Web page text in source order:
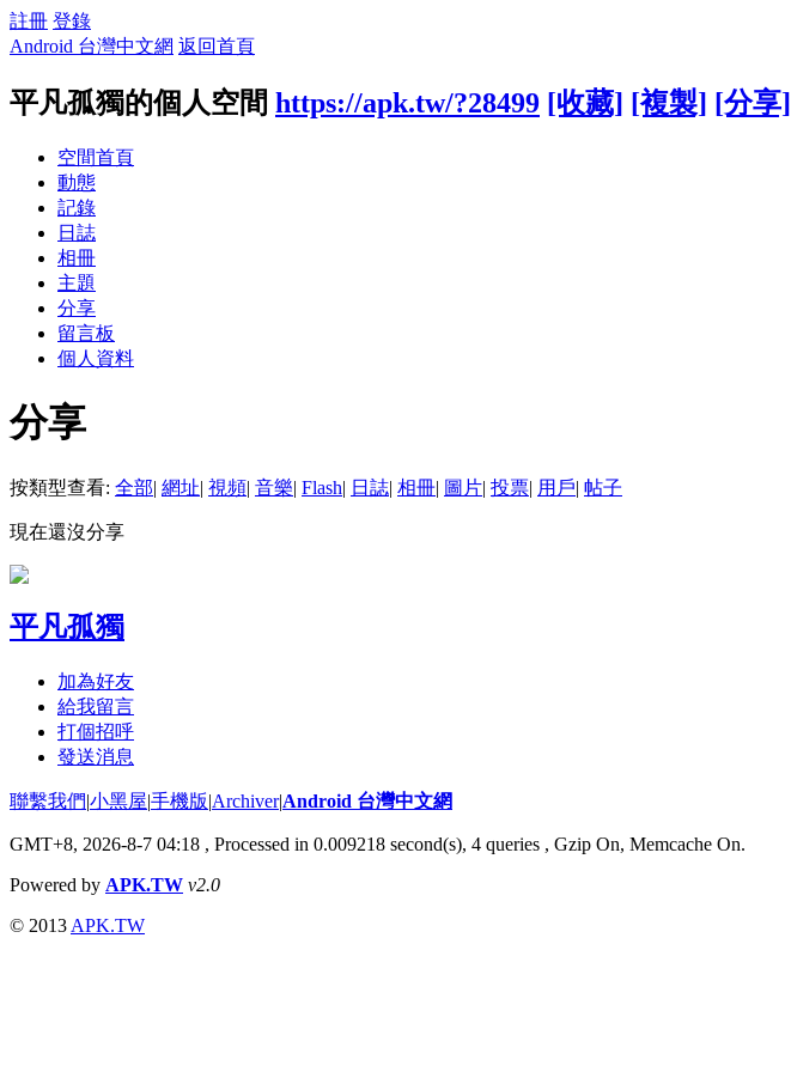
註冊 登錄
Android 台灣中文網 返回首頁
平凡孤獨的個人空間 https://apk.tw/?28499 [收藏] [複製] [分享]
空間首頁
動態
記錄
日誌
相冊
主題
分享
留言板
個人資料
分享
按類型查看: 全部| 網址| 視頻| 音樂| Flash| 日誌| 相冊| 圖片| 投票| 用戶| 帖子
現在還沒分享
平凡孤獨
加為好友
給我留言
打個招呼
發送消息
聯繫我們|小黑屋|手機版|Archiver|Android 台灣中文網
GMT+8, 2026-8-7 04:18 , Processed in 0.009218 second(s), 4 queries , Gzip On, Memcache On.
Powered by APK.TW v2.0
© 2013 APK.TW